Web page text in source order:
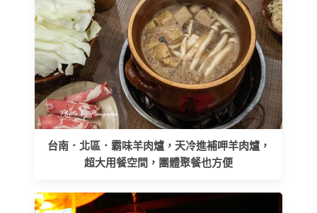
台南．北區．霸味羊肉爐，天冷進補呷羊肉爐，
超大用餐空間，團體聚餐也方便